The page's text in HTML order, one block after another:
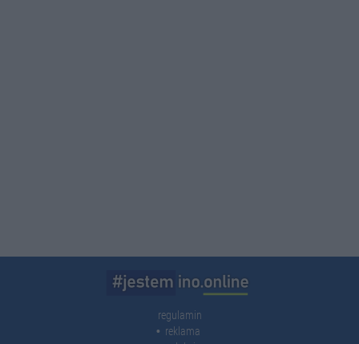
regulamin
reklama